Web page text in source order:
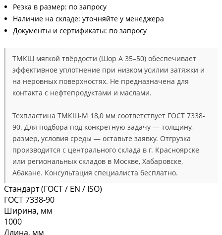
Резка в размер: по запросу
Наличие на складе: уточняйте у менеджера
Документы и сертификаты: по запросу
ТМКЩ мягкой твёрдости (Шор А 35–50) обеспечивает
эффективное уплотнение при низком усилии затяжки и
на неровных поверхностях. Не предназначена для
контакта с нефтепродуктами и маслами.
Техпластина ТМКЩ-М 18,0 мм соответствует ГОСТ 7338-
90. Для подбора под конкретную задачу — толщину,
размер, условия среды — оставьте заявку. Отгрузка
производится с центрального склада в г. Красноярске
или региональных складов в Москве, Хабаровске,
Абакане. Консультация специалиста бесплатно.
Стандарт (ГОСТ / EN / ISO)
ГОСТ 7338-90
Ширина, мм
1000
Длина, мм